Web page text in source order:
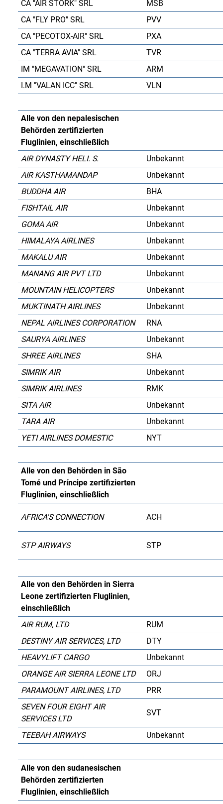
CA "AIR STORK" SRL
MSB
CA "FLY PRO" SRL
PVV
CA "PECOTOX-AIR" SRL
PXA
CA "TERRA AVIA" SRL
TVR
IM "MEGAVATION" SRL
ARM
I.M "VALAN ICC" SRL
VLN
Alle von den nepalesischen
Behörden zertifizierten
Fluglinien, einschließlich
AIR DYNASTY HELI. S.
Unbekannt
AIR KASTHAMANDAP
Unbekannt
BUDDHA AIR
BHA
FISHTAIL AIR
Unbekannt
GOMA AIR
Unbekannt
HIMALAYA AIRLINES
Unbekannt
MAKALU AIR
Unbekannt
MANANG AIR PVT LTD
Unbekannt
MOUNTAIN HELICOPTERS
Unbekannt
MUKTINATH AIRLINES
Unbekannt
NEPAL AIRLINES CORPORATION
RNA
SAURYA AIRLINES
Unbekannt
SHREE AIRLINES
SHA
SIMRIK AIR
Unbekannt
SIMRIK AIRLINES
RMK
SITA AIR
Unbekannt
TARA AIR
Unbekannt
YETI AIRLINES DOMESTIC
NYT
Alle von den Behörden in São
Tomé und Príncipe zertifizierten
Fluglinien, einschließlich
AFRICA'S CONNECTION ACH
STP AIRWAYS STP
Alle von den Behörden in Sierra
Leone zertifizierten Fluglinien,
einschließlich
AIR RUM, LTD
RUM
DESTINY AIR SERVICES, LTD
DTY
HEAVYLIFT CARGO
Unbekannt
ORANGE AIR SIERRA LEONE LTD
ORJ
PARAMOUNT AIRLINES, LTD
PRR
SEVEN FOUR EIGHT AIR
SERVICES LTD
SVT
TEEBAH AIRWAYS Unbekannt
Alle von den sudanesischen
Behörden zertifizierten
Fluglinien, einschließlich